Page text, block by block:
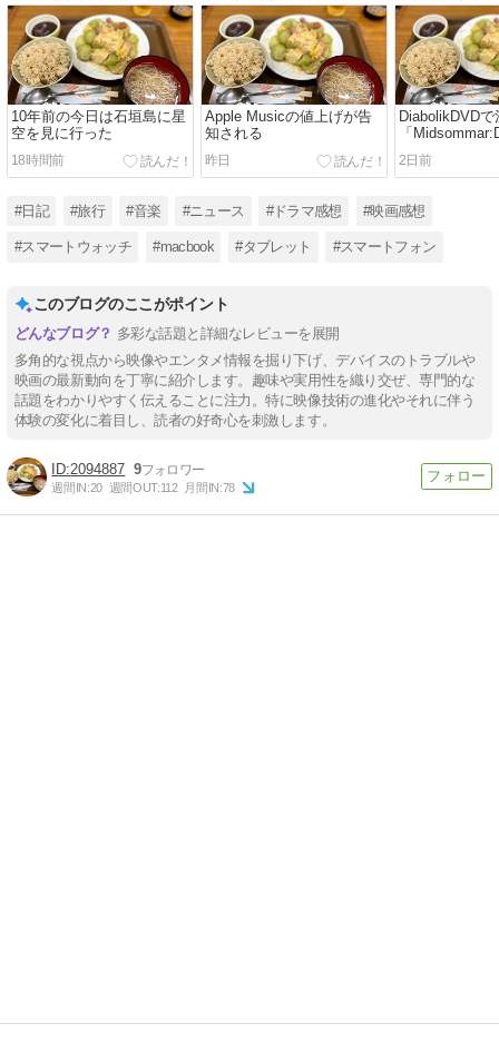
10年前の今日は石垣島に星
空を見に行った
18時間前
Apple Musicの値上げが告
知される
昨日
DiabolikDVDで
「
Cut」が届く
2日前
#日記 #旅行 #音楽 #ニュース #ドラマ感想 #映画感想
#スマートウォッチ #macbook #タブレット #スマートフォン
このブログのここがポイント
多彩な話題と詳細なレビューを展開
多角的な視点から映像やエンタメ情報を掘り下げ、デバイスのトラブルや
映画の最新動向を丁寧に紹介します。趣味や実用性を織り交ぜ、専門的な
話題をわかりやすく伝えることに注力。特に映像技術の進化やそれに伴う
体験の変化に着目し、読者の好奇心を刺激します。
2094887 9
週間IN:20 週間OUT:112 月間IN:78